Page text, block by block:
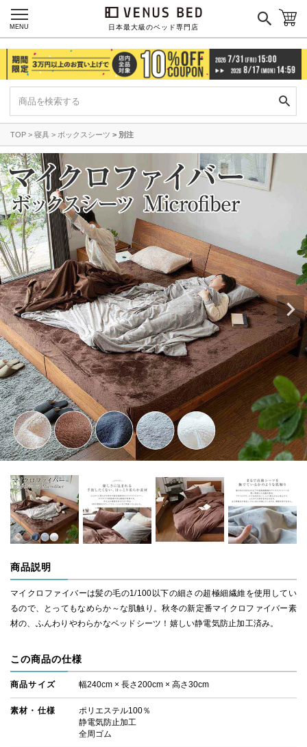
日本最大級のベッド専門店
MENU
TOP 寝具 ボックスシーツ 別注
商品説明
マイクロファイバーは髪の毛の1/100以下の細さの超極細繊維を使用してい
るので、とってもなめらか～な肌触り。秋冬の新定番マイクロファイバー素
材の、ふんわりやわらかなベッドシーツ！嬉しい静電気防止加工済み。
この商品の仕様
商品サイズ 幅240cm × 長さ200cm × 高さ30cm
素材・仕様
ポリエステル100％
静電気防止加工
全周ゴム